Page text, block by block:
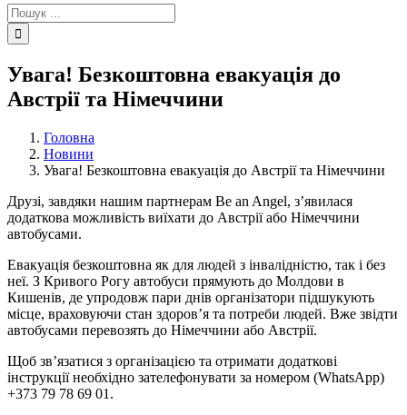
Пошук
...
Увага! Безкоштовна евакуація до
Австрії та Німеччини
Головна
Новини
Увага! Безкоштовна евакуація до Австрії та Німеччини
Друзі, завдяки нашим партнерам Be an Angel, з’явилася
додаткова можливість виїхати до Австрії або Німеччини
автобусами.
Евакуація безкоштовна як для людей з інвалідністю, так і без
неї. З Кривого Рогу автобуси прямують до Молдови в
Кишенів, де упродовж пари днів організатори підшукують
місце, враховуючи стан здоров’я та потреби людей. Вже звідти
автобусами перевозять до Німеччини або Австрії.
Щоб зв’язатися з організацією та отримати додаткові
інструкції необхідно зателефонувати за номером (WhаtsApp)
+373 79 78 69 01.